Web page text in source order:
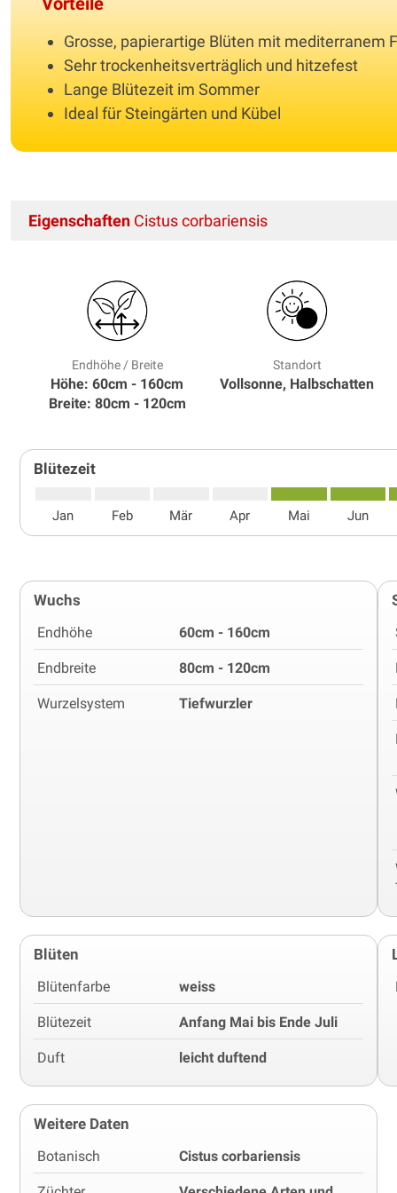
Grosse, papierartige Blüten mit mediterranem
Sehr trockenheitsverträglich und hitzefest
Lange Blütezeit im Sommer
Ideal für Steingärten und Kübel
Eigenschaften Cistus corbariensis
Endhöhe / Breite
Höhe: 60cm - 160cm
Breite: 80cm - 120cm
Standort
Vollsonne, Halbschatten
Blütezeit
Jan Feb Mär Apr Mai Jun
Wuchs
Endhöhe 60cm - 160cm
Endbreite 80cm - 120cm
Wurzelsystem Tiefwurzler
Blüten
Blütenfarbe weiss
Blütezeit Anfang Mai bis Ende Juli
Duft leicht duftend
Weitere Daten
Botanisch Cistus corbariensis